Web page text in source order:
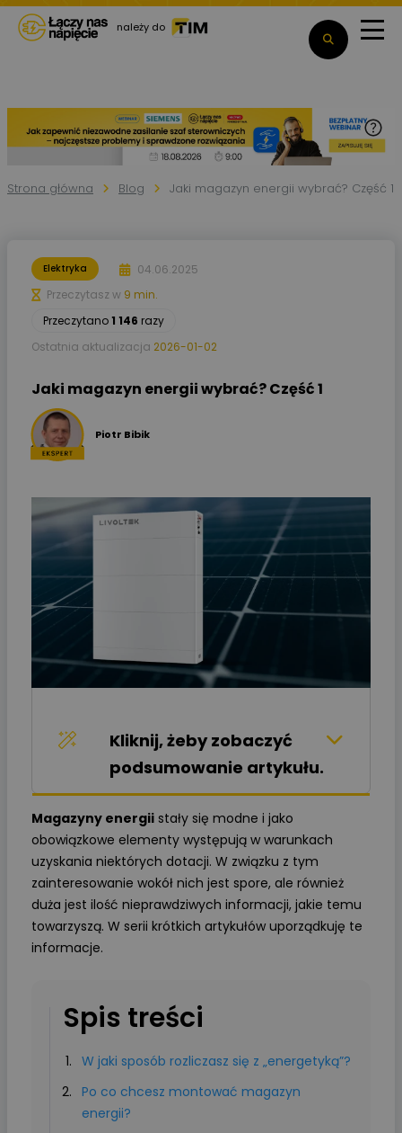
należy do
Strona główna Blog Jaki magazyn energii wybrać? Część 1
Elektryka
04.06.2025
Przeczytasz w 9 min.
Przeczytano1 146 razy
Ostatnia aktualizacja 2026-01-02
Jaki magazyn energii wybrać? Część 1
Piotr Bibik
Kliknij, żeby zobaczyć
podsumowanie artykułu.
Magazyny energii stały się modne i jako
obowiązkowe elementy występują w warunkach
uzyskania niektórych dotacji. W związku z tym
zainteresowanie wokół nich jest spore, ale również
duża jest ilość nieprawdziwych informacji, jakie temu
towarzyszą. W serii krótkich artykułów uporządkuję te
informacje.
Spis treści
W jaki sposób rozliczasz się z „energetyką”?
Po co chcesz montować magazyn
energii?